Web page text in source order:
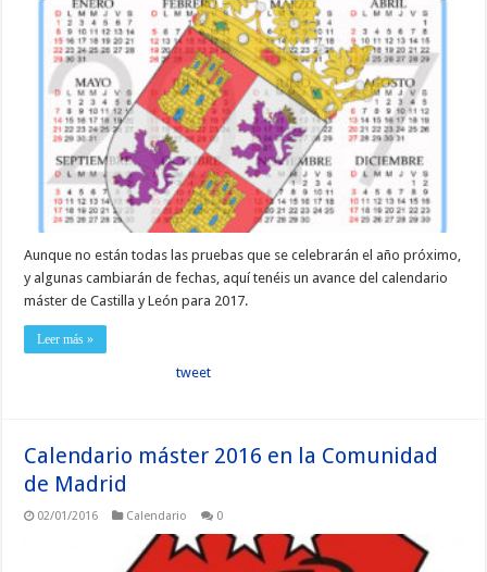
Aunque no están todas las pruebas que se celebrarán el año próximo,
y algunas cambiarán de fechas, aquí tenéis un avance del calendario
máster de Castilla y León para 2017.
Leer más »
tweet
Calendario máster 2016 en la Comunidad
de Madrid
02/01/2016 Calendario 0